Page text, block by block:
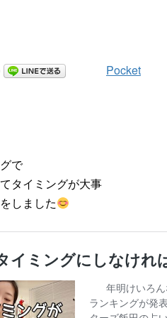
Pocket
で
タイミングが大事
しました